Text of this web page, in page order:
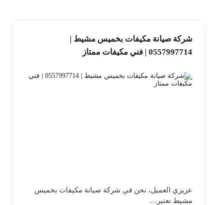
شركة صيانة مكيفات بخميس مشيط |
0557997714 | فني مكيفات ممتاز
عزيزي العميل، نحن في شركة صيانة مكيفات بخميس
مشيط نعتبر…